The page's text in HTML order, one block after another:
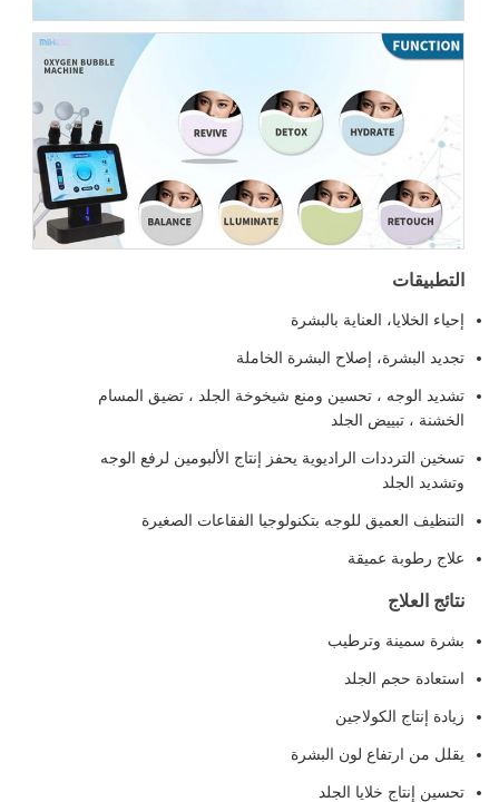
التطبيقات
إحياء الخلايا، العناية بالبشرة
تجديد البشرة، إصلاح البشرة الخاملة
تشديد الوجه ، تحسين ومنع شيخوخة الجلد ، تضيق المسام
الخشنة ، تبييض الجلد
تسخين الترددات الراديوية يحفز إنتاج الألبومين لرفع الوجه
وتشديد الجلد
التنظيف العميق للوجه بتكنولوجيا الفقاعات الصغيرة
علاج رطوبة عميقة
نتائج العلاج
بشرة سمينة وترطيب
استعادة حجم الجلد
زيادة إنتاج الكولاجين
يقلل من ارتفاع لون البشرة
تحسين إنتاج خلايا الجلد